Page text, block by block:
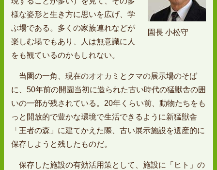
園長 小松守
様な姿形と生き方に思いを広げ、学
ぶ場である。多くの家族連れなどが
楽しむ場でもあり、人は無意識に人
をも観ているのかもしれない。
当園の一角、現在のオオカミとクマの展示場のそば
に、50年前の開園当初に造られた古い時代の猛獣舎の囲
いの一部が残されている。20年くらい前、動物たちをも
っと開放的で豊かな環境で生活できるように新猛獣舎
「王者の森」に建てかえた際、古い展示施設を遺産的に
保存しようと残したものだ。
保存した施設の有効活用策として、施設に「ヒト」の